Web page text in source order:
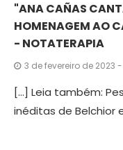
"ANA CAÑAS
HOMENAGEM AO
- NOTATERAPIA
3 de fevereiro de 2023 -
[…] Leia também:
inéditas de Belchior